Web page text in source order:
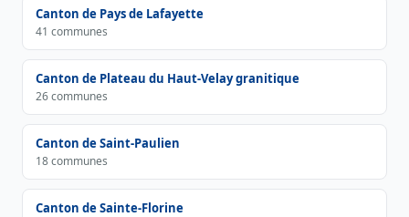
Canton de Pays de Lafayette
41 communes
Canton de Plateau du Haut-Velay granitique
26 communes
Canton de Saint-Paulien
18 communes
Canton de Sainte-Florine